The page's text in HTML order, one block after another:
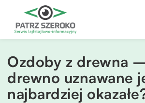
Ozdoby z drewna
drewno uznawane
najbardziej